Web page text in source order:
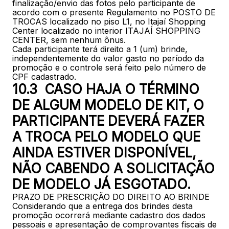
finalização/envio das fotos pelo participante de
acordo com o presente Regulamento no POSTO DE
TROCAS localizado no piso L1, no Itajaí Shopping
Center localizado no interior ITAJAÍ SHOPPING
CENTER, sem nenhum ônus.
Cada participante terá direito a 1 (um) brinde,
independentemente do valor gasto no período da
promoção e o controle será feito pelo número de
CPF cadastrado.
10.3 CASO HAJA O TÉRMINO
DE ALGUM MODELO DE KIT, O
PARTICIPANTE DEVERÁ FAZER
A TROCA PELO MODELO QUE
AINDA ESTIVER DISPONÍVEL,
NÃO CABENDO A SOLICITAÇÃO
DE MODELO JÁ ESGOTADO.
PRAZO DE PRESCRIÇÃO DO DIREITO AO BRINDE
Considerando que a entrega dos brindes desta
promoção ocorrerá mediante cadastro dos dados
pessoais e apresentação de comprovantes fiscais de